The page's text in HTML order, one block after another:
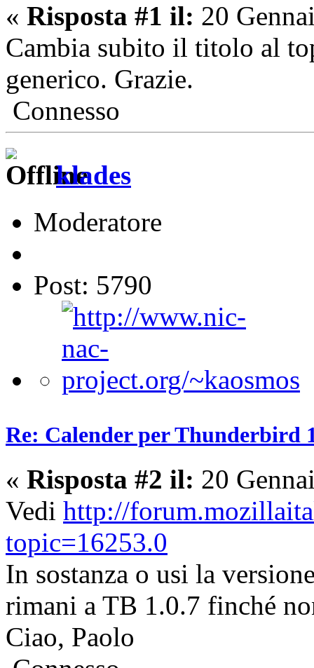
« Risposta #1 il: 20
Cambia subito il titolo al
generico. Grazie.
Connesso
klades
Moderatore
Post: 5790
Re: Calender per Thunderbird
« Risposta #2 il: 20
Vedi http://
topic=16253.0
In sostanza o usi la
rimani a TB 1.0.7 finché
Ciao, Paolo